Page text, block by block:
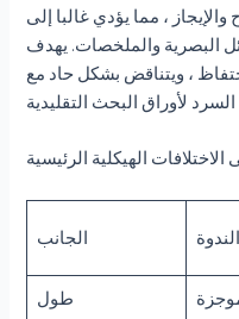
، مما يؤدي غالبا إلى
البصرية والملخصات. يهدف
، ويتناقض بشكل حاد مع
الجانب
طول